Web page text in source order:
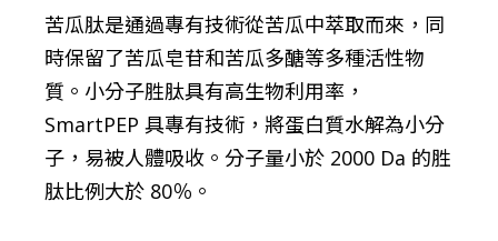
苦瓜肽是通過專有技術從苦瓜中萃取而來，同
時保留了苦瓜皂苷和苦瓜多醣等多種活性物
質。小分子胜肽具有高生物利用率，
SmartPEP 具專有技術，將蛋白質水解為小分
子，易被人體吸收。分子量小於 2000 Da 的胜
肽比例大於 80％。